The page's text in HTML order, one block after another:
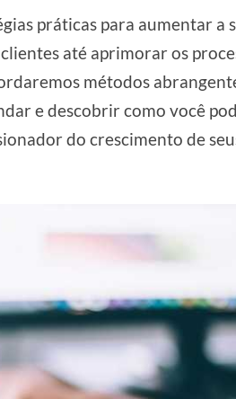
práticas para aumentar a
até aprimorar os
métodos
e descobrir como você
do crescimento de